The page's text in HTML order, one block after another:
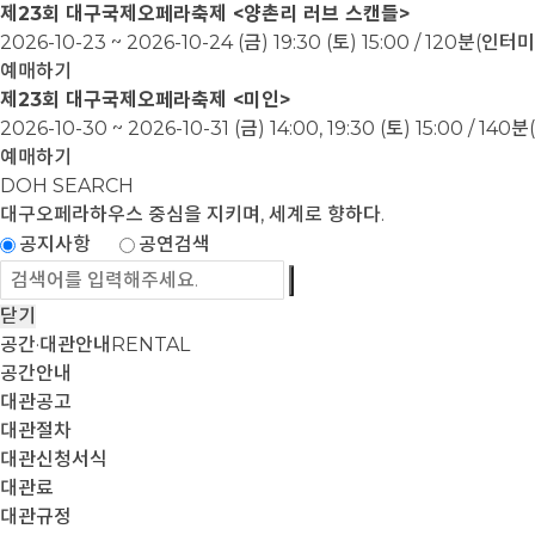
제23회 대구국제오페라축제 <양촌리 러브 스캔들>
2026-10-23 ~ 2026-10-24 (금) 19:30 (토) 15:00 / 120분(인터
예매하기
제23회 대구국제오페라축제 <미인>
2026-10-30 ~ 2026-10-31 (금) 14:00, 19:30 (토) 15:00 / 140분
예매하기
DOH SEARCH
대구오페라하우스 중심을 지키며, 세계로 향하다.
공지사항
공연검색
닫기
공간·대관안내 RENTAL
공간안내
대관공고
대관절차
대관신청서식
대관료
대관규정